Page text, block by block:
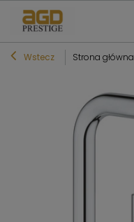
Wstecz Strona główna